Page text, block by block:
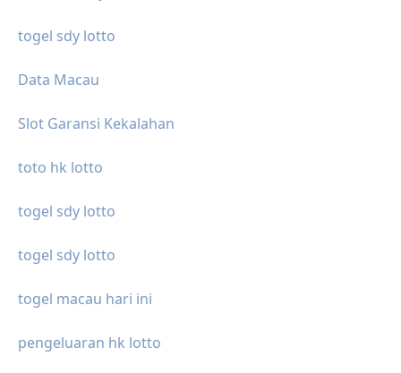
togel sdy lotto
Data Macau
Slot Garansi Kekalahan
toto hk lotto
togel sdy lotto
togel sdy lotto
togel macau hari ini
pengeluaran hk lotto